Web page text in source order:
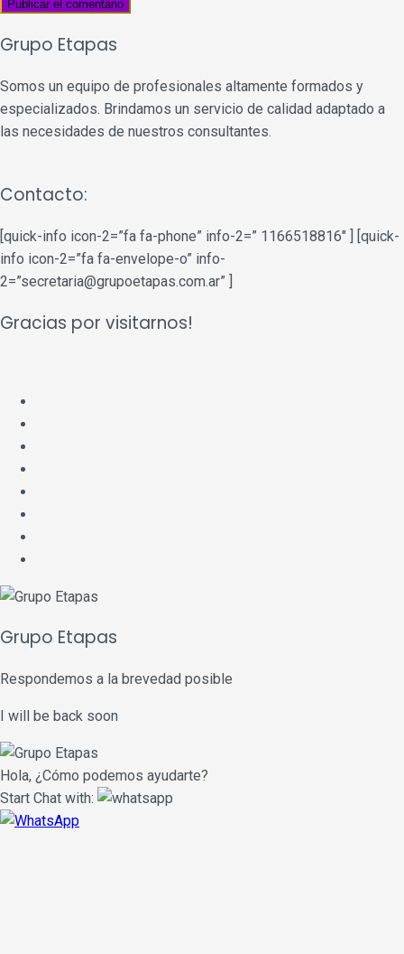
Grupo Etapas
Somos un equipo de profesionales altamente formados y
especializados. Brindamos un servicio de calidad adaptado a
las necesidades de nuestros consultantes.
Contacto:
[quick-info icon-2=”fa fa-phone” info-2=” 1166518816″ ] [quick-
info icon-2=”fa fa-envelope-o” info-
2=”secretaria@grupoetapas.com.ar” ]
Gracias por visitarnos!
Grupo Etapas
Respondemos a la brevedad posible
I will be back soon
Hola, ¿Cómo podemos ayudarte?
Start Chat with: